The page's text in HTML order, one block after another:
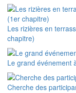
Les rizières en
chapitre)
Le grand événement
Cherche des